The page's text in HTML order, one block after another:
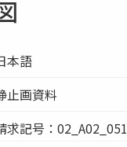
本語
止画資料
求記号：02_A02_051